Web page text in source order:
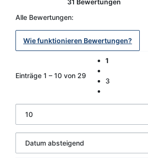
31 Bewertungen
Alle Bewertungen:
Wie funktionieren Bewertungen?
Einträge 1 – 10 von 29
1
3